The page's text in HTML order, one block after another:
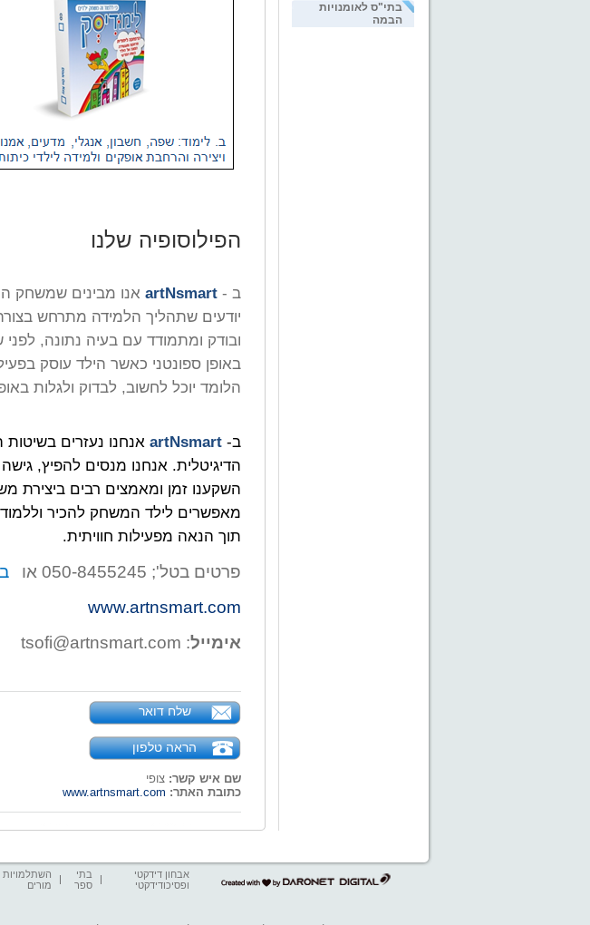
בתי"ס לאומנויות
הבמה
הפילוסופיה שלנו
ב -artNsmart אנו מבינים שמשחק
יודעים שתהליך הלמידה מתרחש
ובודק ומתמודד עם בעיה נתונה,
באופן ספונטני כאשר הילד עוסק
הלומד יוכל לחשוב, לבדוק ולגלות
ב-artNsmart אנחנו נעזרים בשיטות
הדיגיטלית. אנחנו מנסים להפיץ,
השקענו זמן ומאמצים רבים ביצירת
מאפשרים לילד המשחק להכיר
תוך הנאה מפעילות חוויתית.
פרטים בטל'; 050-8455245 או
www.artnsmart.com
אימייל:
tsofi@artnsmart.com
שלח דואר
הראה טלפון
שם איש קשר: צופי
כתובת האתר: www.artnsmart.com
דרונט
אבחון דידקטי
ופסיכודידקטי
בתי
ספר
השתלמויות
מורים